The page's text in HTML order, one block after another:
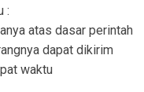
:
atas dasar perintah
dapat dikirim
waktu